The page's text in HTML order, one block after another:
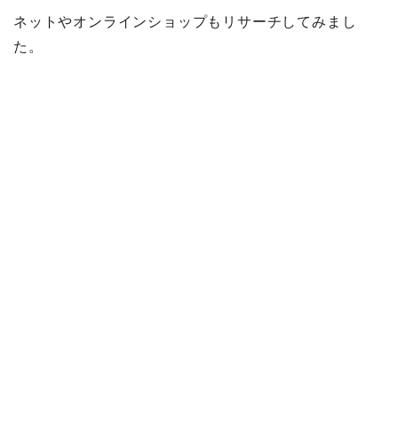
ネットやオンラインショップもリサーチしてみまし
た。